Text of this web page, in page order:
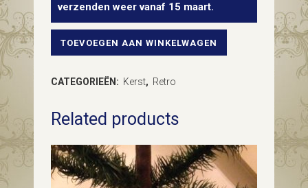
verzenden weer vanaf 15 maart.
Oude
bal
van
dun
TOEVOEGEN AAN WINKELWAGEN
CATEGORIEËN: Kerst, Retro
Related products